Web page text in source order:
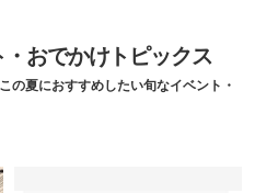
おでかけトピックス
の夏におすすめしたい旬なイベント・